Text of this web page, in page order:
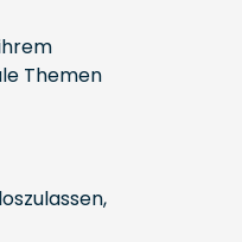
Themen